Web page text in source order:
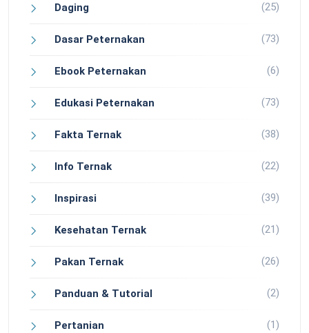
Daging (25)
Dasar Peternakan (73)
Ebook Peternakan (6)
Edukasi Peternakan (73)
Fakta Ternak (38)
Info Ternak (22)
Inspirasi (39)
Kesehatan Ternak (21)
Pakan Ternak (26)
Panduan & Tutorial (2)
Pertanian (1)